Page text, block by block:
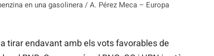
en una gasolinera / A. Pérez Meca – Europa
tirar endavant amb els vots favorables de